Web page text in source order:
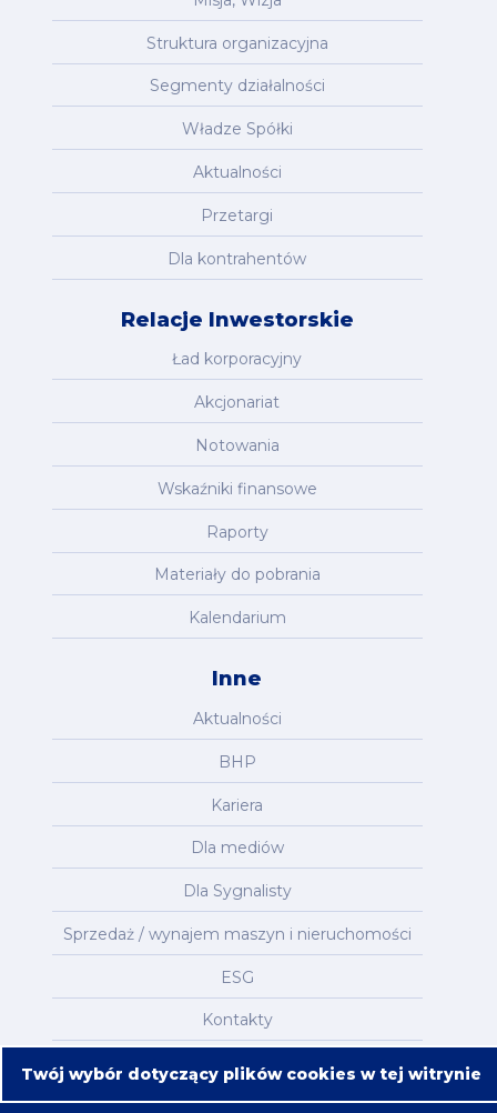
Struktura organizacyjna
Segmenty działalności
Władze Spółki
Aktualności
Przetargi
Dla kontrahentów
Relacje Inwestorskie
Ład korporacyjny
Akcjonariat
Notowania
Wskaźniki finansowe
Raporty
Materiały do pobrania
Kalendarium
Inne
Aktualności
BHP
Kariera
Dla mediów
Dla Sygnalisty
Sprzedaż / wynajem maszyn i nieruchomości
ESG
Kontakty
Mapa serwisu
Twój wybór dotyczący plików cookies w tej witrynie